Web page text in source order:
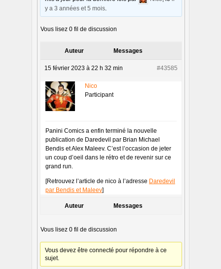
y a 3 années et 5 mois
Vous lisez 0 fil de discussion
Auteur Messages
15 février 2023 à 22 h 32 min #43585
Nico
Participant
Panini Comics a enfin terminé la nouvelle
publication de Daredevil par Brian Michael
Bendis et Alex Maleev. C’est l’occasion de jeter
un coup d’oeil dans le rétro et de revenir sur ce
grand run.
[Retrouvez l’article de nico à l’adresse Daredevil
par Bendis et Maleev]
Auteur Messages
Vous lisez 0 fil de discussion
Vous devez être connecté pour répondre à ce
sujet.